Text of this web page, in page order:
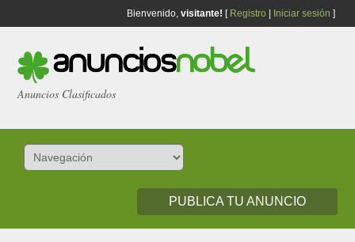
Bienvenido, visitante! [ Registro Iniciar sesión ]
Anuncios Clasificados
PUBLICA TU ANUNCIO